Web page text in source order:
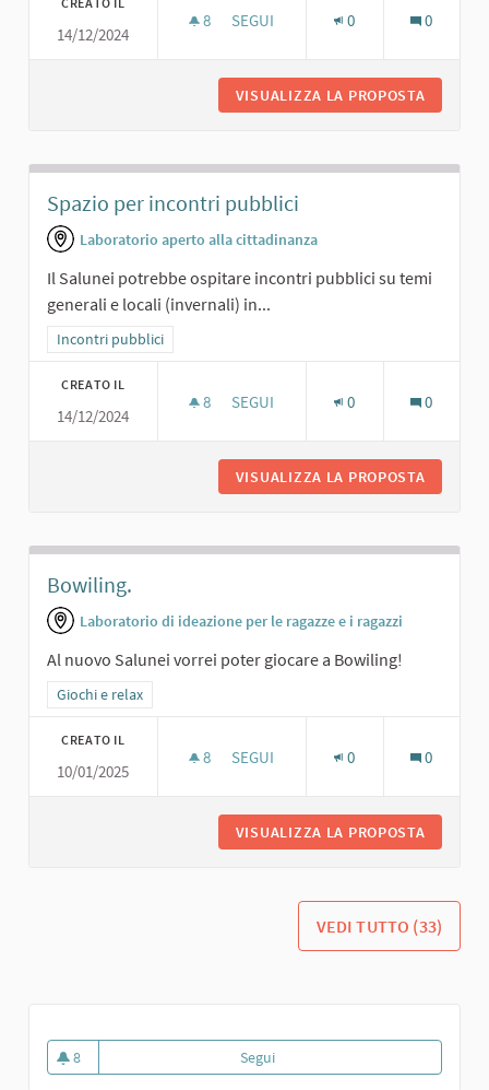
14/12/2024
8 8 SOSTENITORI
SEGUI 0 0
VISUALIZZA LA PROPOSTA
Spazio per incontri pubblici
Laboratorio aperto alla cittadinanza
Il Salunei potrebbe ospitare incontri pubblici su temi
generali e locali (invernali) in...
Filtra i risultati per categoria: Incontri pubblici
Incontri pubblici
CREATO IL
14/12/2024
8 8 SOSTENITORI
SEGUI 0 0
VISUALIZZA LA PROPOSTA
Bowiling.
Laboratorio di ideazione per le ragazze e i ragazzi
Al nuovo Salunei vorrei poter giocare a Bowiling!
Filtra i risultati per categoria: Giochi e relax
Giochi e relax
CREATO IL
10/01/2025
8 8 SOSTENITORI
SEGUI 0 0
VISUALIZZA LA PROPOSTA
VEDI TUTTO (33)
8
8 sostenitori
Segui